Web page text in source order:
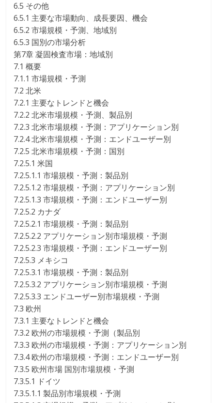
6.5 その他
6.5.1 主要な市場動向、成長要因、機会
6.5.2 市場規模・予測、地域別
6.5.3 国別の市場分析
第7章 凝固検査市場：地域別
7.1 概要
7.1.1 市場規模・予測
7.2 北米
7.2.1 主要なトレンドと機会
7.2.2 北米市場規模・予測、製品別
7.2.3 北米市場規模・予測：アプリケーション別
7.2.4 北米市場規模・予測：エンドユーザー別
7.2.5 北米市場規模・予測：国別
7.2.5.1 米国
7.2.5.1.1 市場規模・予測：製品別
7.2.5.1.2 市場規模・予測：アプリケーション別
7.2.5.1.3 市場規模・予測：エンドユーザー別
7.2.5.2 カナダ
7.2.5.2.1 市場規模・予測：製品別
7.2.5.2.2 アプリケーション別市場規模・予測
7.2.5.2.3 市場規模・予測：エンドユーザー別
7.2.5.3 メキシコ
7.2.5.3.1 市場規模・予測：製品別
7.2.5.3.2 アプリケーション別市場規模・予測
7.2.5.3.3 エンドユーザー別市場規模・予測
7.3 欧州
7.3.1 主要なトレンドと機会
7.3.2 欧州の市場規模・予測（製品別
7.3.3 欧州の市場規模・予測：アプリケーション別
7.3.4 欧州の市場規模・予測：エンドユーザー別
7.3.5 欧州市場 国別市場規模・予測
7.3.5.1 ドイツ
7.3.5.1.1 製品別市場規模・予測